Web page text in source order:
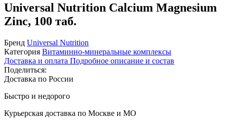
Universal Nutrition Calcium Magnesium
Zinc, 100 таб.
Бренд Universal Nutrition
Категория Витаминно-минеральные комплексы
Доставка и оплата Подробное описание и состав
Поделиться:
Доставка по России
Быстро и недорого
Курьерская доставка по Москве и МО